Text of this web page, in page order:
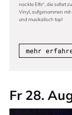
nackte Elfe“, die sofort
Vinyl, aufgenommen
und musikalisch top!
mehr
Fr 28.